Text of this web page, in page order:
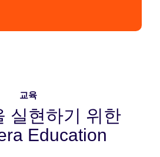
교육
실현하기 위한
Education